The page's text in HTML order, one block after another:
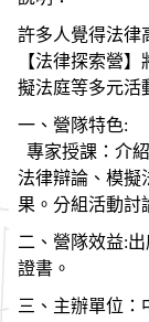
許多人覺得法律
【法律探索營
擬法庭等多元活
一、營隊特色:
專家授課：介
法律辯論、模擬
果。分組活動討
二、營隊效益:
證書。
三、主辦單位：